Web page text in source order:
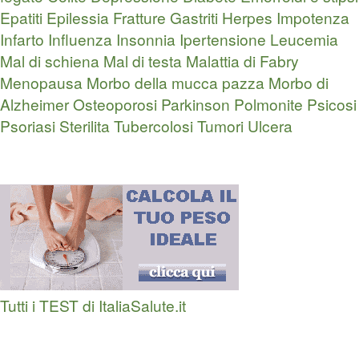
Epatiti Epilessia Fratture Gastriti Herpes Impotenza
Infarto Influenza Insonnia Ipertensione Leucemia
Mal di schiena Mal di testa Malattia di Fabry
Menopausa Morbo della mucca pazza Morbo di
AlzheimerOsteoporosi Parkinson Polmonite Psicosi
Psoriasi SterilitaTubercolosiTumori Ulcera
Tutti i TEST di ItaliaSalute.it